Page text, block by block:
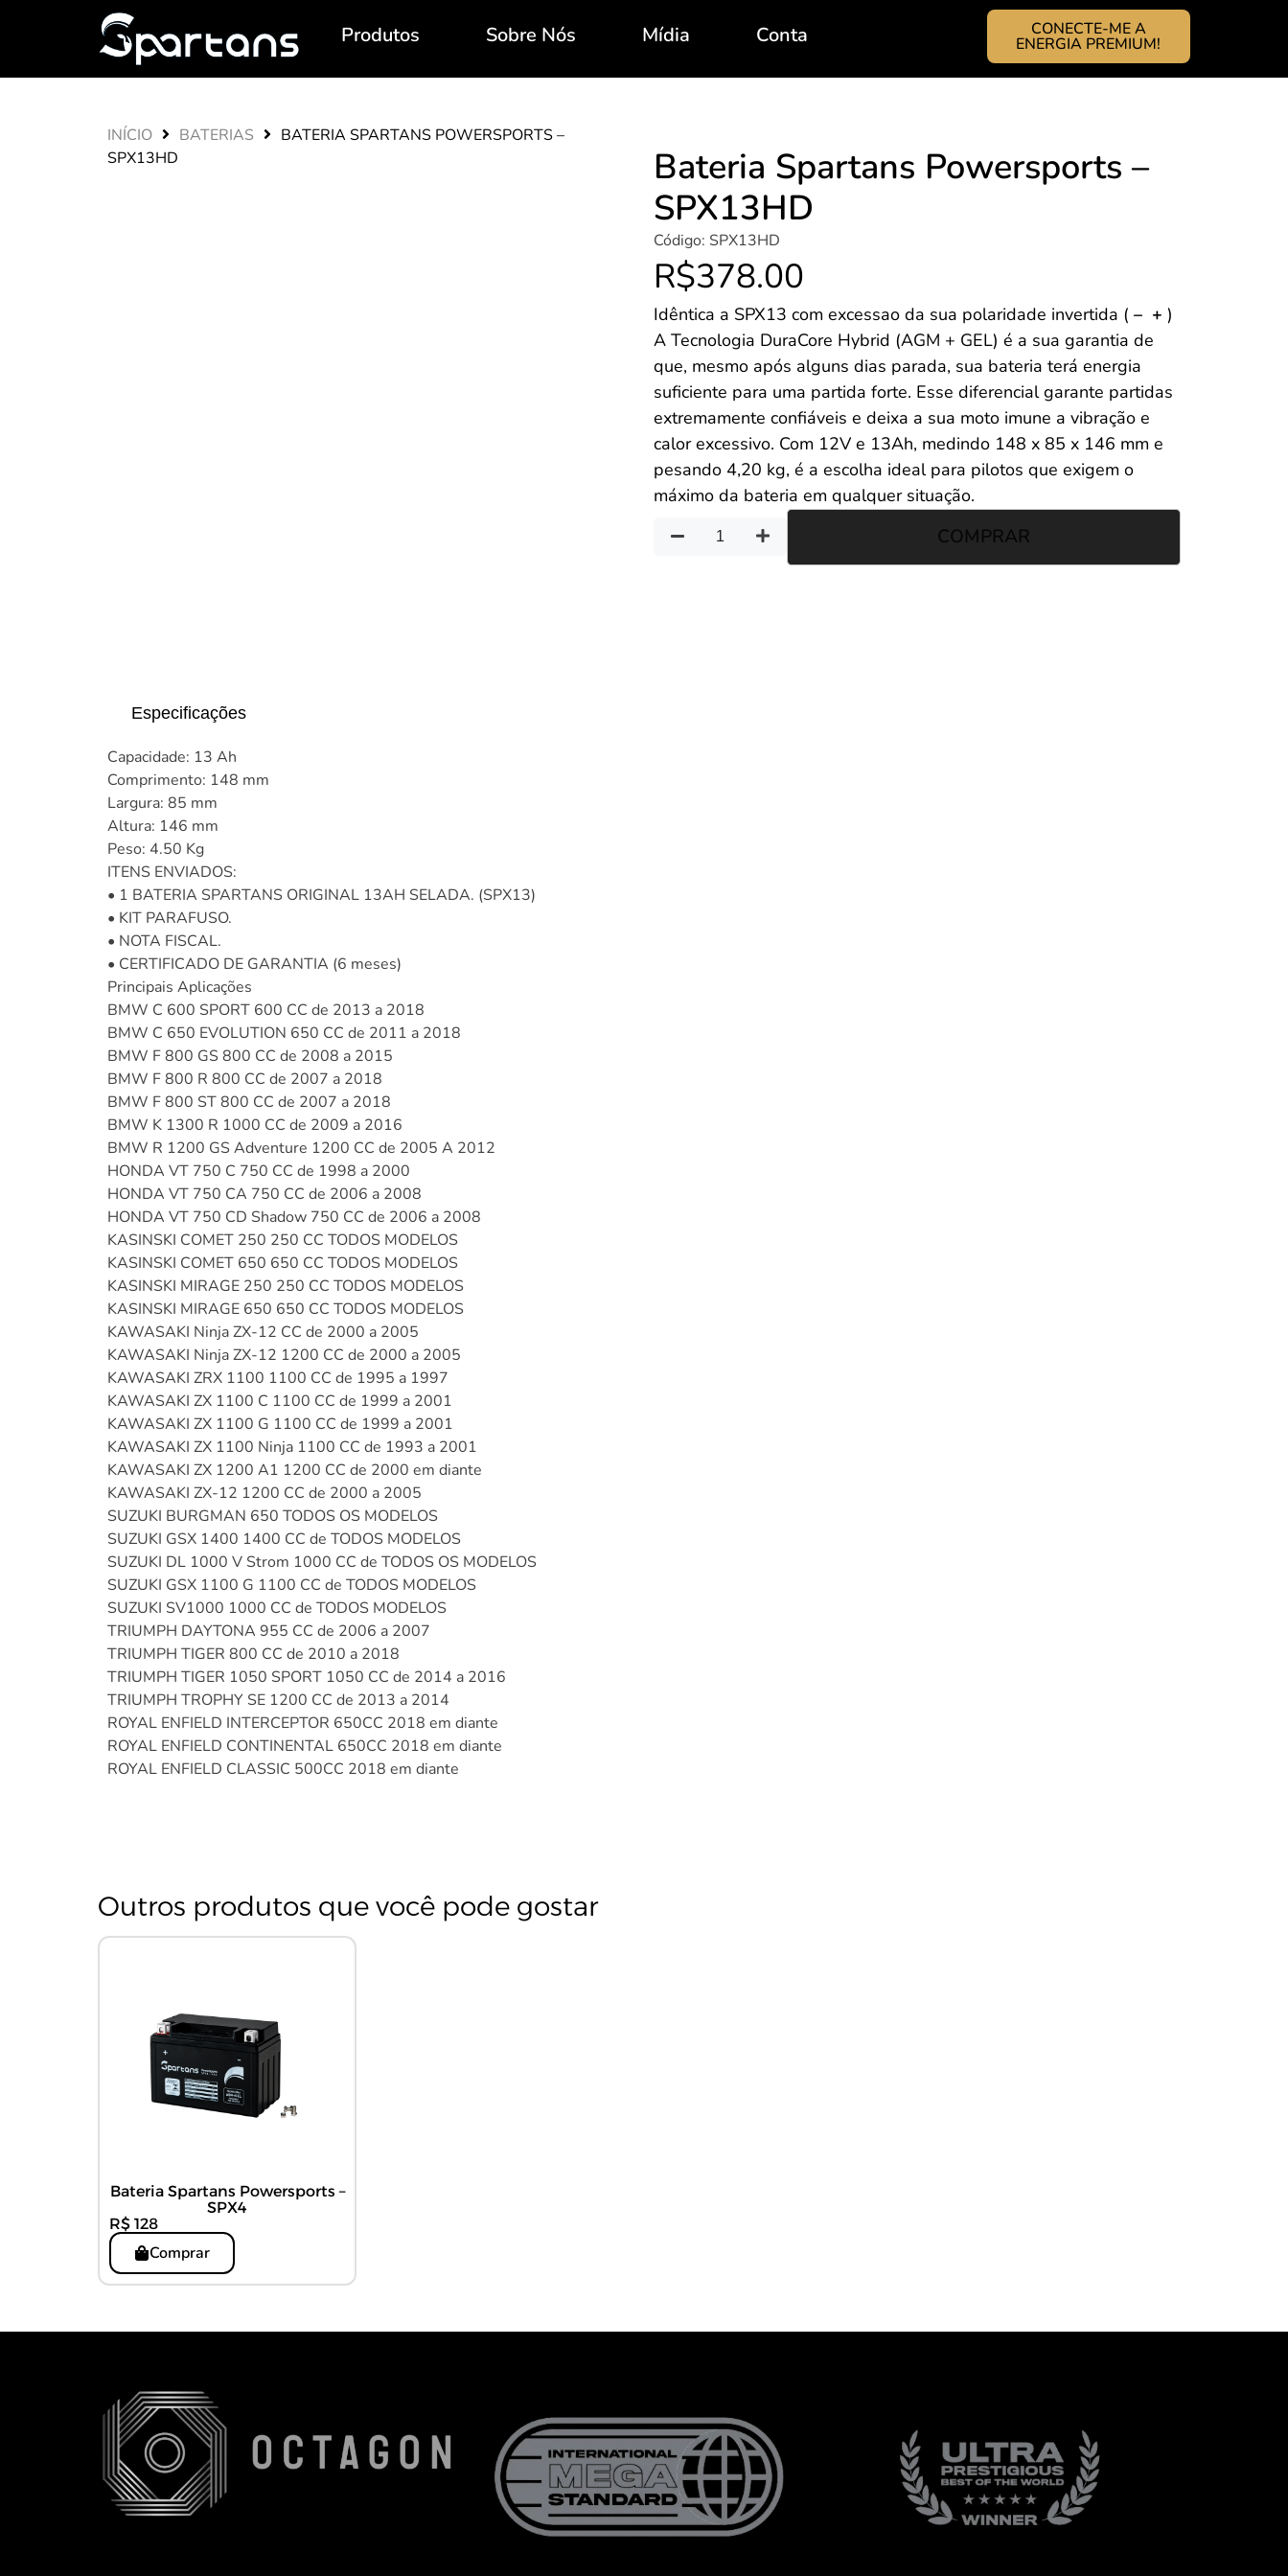
Produtos Sobre Nós Mídia Conta CONECTE-ME A
ENERGIA PREMIUM!
INÍCIO BATERIAS
BATERIA SPARTANS POWERSPORTS –
SPX13HD
Bateria Spartans Powersports –
SPX13HD
Código: SPX13HD
R$378.00
Idêntica a SPX13 com excessao da sua polaridade invertida ( – + )
A Tecnologia DuraCore Hybrid (AGM + GEL) é a sua garantia de
que, mesmo após alguns dias parada, sua bateria terá energia
suficiente para uma partida forte. Esse diferencial garante partidas
extremamente confiáveis e deixa a sua moto imune a vibração e
calor excessivo. Com 12V e 13Ah, medindo 148 x 85 x 146 mm e
pesando 4,20 kg, é a escolha ideal para pilotos que exigem o
máximo da bateria em qualquer situação.
COMPRAR
Especificações
Capacidade: 13 Ah
Comprimento: 148 mm
Largura: 85 mm
Altura: 146 mm
Peso: 4.50 Kg
ITENS ENVIADOS:
• 1 BATERIA SPARTANS ORIGINAL 13AH SELADA. (SPX13)
• KIT PARAFUSO.
• NOTA FISCAL.
• CERTIFICADO DE GARANTIA (6 meses)
Principais Aplicações
BMW C 600 SPORT 600 CC de 2013 a 2018
BMW C 650 EVOLUTION 650 CC de 2011 a 2018
BMW F 800 GS 800 CC de 2008 a 2015
BMW F 800 R 800 CC de 2007 a 2018
BMW F 800 ST 800 CC de 2007 a 2018
BMW K 1300 R 1000 CC de 2009 a 2016
BMW R 1200 GS Adventure 1200 CC de 2005 A 2012
HONDA VT 750 C 750 CC de 1998 a 2000
HONDA VT 750 CA 750 CC de 2006 a 2008
HONDA VT 750 CD Shadow 750 CC de 2006 a 2008
KASINSKI COMET 250 250 CC TODOS MODELOS
KASINSKI COMET 650 650 CC TODOS MODELOS
KASINSKI MIRAGE 250 250 CC TODOS MODELOS
KASINSKI MIRAGE 650 650 CC TODOS MODELOS
KAWASAKI Ninja ZX-12 CC de 2000 a 2005
KAWASAKI Ninja ZX-12 1200 CC de 2000 a 2005
KAWASAKI ZRX 1100 1100 CC de 1995 a 1997
KAWASAKI ZX 1100 C 1100 CC de 1999 a 2001
KAWASAKI ZX 1100 G 1100 CC de 1999 a 2001
KAWASAKI ZX 1100 Ninja 1100 CC de 1993 a 2001
KAWASAKI ZX 1200 A1 1200 CC de 2000 em diante
KAWASAKI ZX-12 1200 CC de 2000 a 2005
SUZUKI BURGMAN 650 TODOS OS MODELOS
SUZUKI GSX 1400 1400 CC de TODOS MODELOS
SUZUKI DL 1000 V Strom 1000 CC de TODOS OS MODELOS
SUZUKI GSX 1100 G 1100 CC de TODOS MODELOS
SUZUKI SV1000 1000 CC de TODOS MODELOS
TRIUMPH DAYTONA 955 CC de 2006 a 2007
TRIUMPH TIGER 800 CC de 2010 a 2018
TRIUMPH TIGER 1050 SPORT 1050 CC de 2014 a 2016
TRIUMPH TROPHY SE 1200 CC de 2013 a 2014
ROYAL ENFIELD INTERCEPTOR 650CC 2018 em diante
ROYAL ENFIELD CONTINENTAL 650CC 2018 em diante
ROYAL ENFIELD CLASSIC 500CC 2018 em diante
Outros produtos que você pode gostar
Bateria Spartans Powersports –
SPX4
R$ 128
Comprar